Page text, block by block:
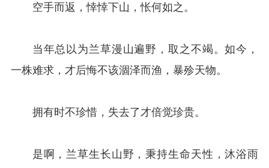
空手而返，悻悻下山，怅何如之。
当年总以为兰草漫山遍野，取之不竭。如今，
一株难求，才后悔不该涸泽而渔，暴殄天物。
拥有时不珍惜，失去了才倍觉珍贵。
是啊，兰草生长山野，秉持生命天性，沐浴雨